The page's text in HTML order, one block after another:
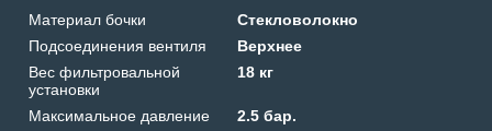
Материал бочки
Стекловолокно
Подсоединения вентиля
Верхнее
Вес фильтровальной
установки
18 кг
Максимальное давление
2.5 бар.